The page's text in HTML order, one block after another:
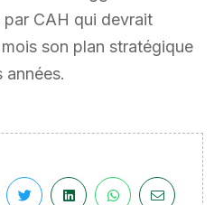
CAH qui devrait
son plan stratégique
années.